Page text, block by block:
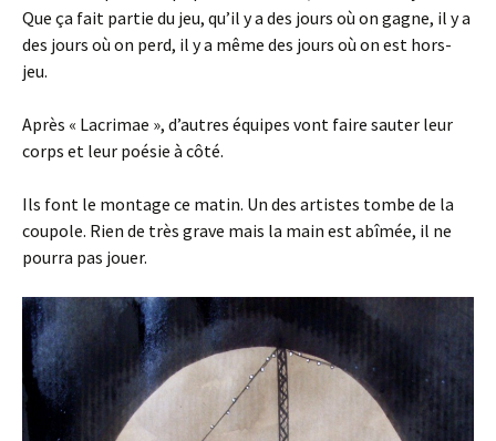
Que ça fait partie du jeu, qu’il y a des jours où on gagne, il y a
des jours où on perd, il y a même des jours où on est hors-
jeu.
Après « Lacrimae », d’autres équipes vont faire sauter leur
corps et leur poésie à côté.
Ils font le montage ce matin. Un des artistes tombe de la
coupole. Rien de très grave mais la main est abîmée, il ne
pourra pas jouer.